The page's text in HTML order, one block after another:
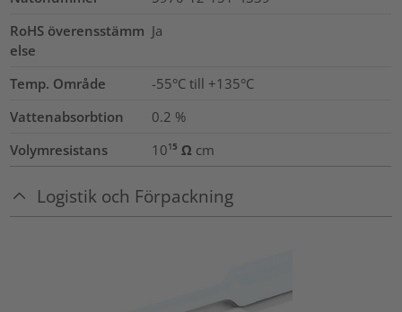
RoHS överensstämm
else
Ja
Temp. Område
-55°C till +135°C
Vattenabsorbtion
0.2 %
Volymresistans
10¹⁵ Ω cm
Logistik och Förpackning